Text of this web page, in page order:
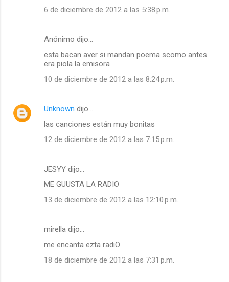
6 de diciembre de 2012 a las 5:38 p.m.
Anónimo dijo…
esta bacan aver si mandan poema scomo antes
era piola la emisora
10 de diciembre de 2012 a las 8:24 p.m.
Unknown dijo…
las canciones están muy bonitas
12 de diciembre de 2012 a las 7:15 p.m.
JESYY dijo…
ME GUUSTA LA RADIO
13 de diciembre de 2012 a las 12:10 p.m.
mirella dijo…
me encanta ezta radiO
18 de diciembre de 2012 a las 7:31 p.m.